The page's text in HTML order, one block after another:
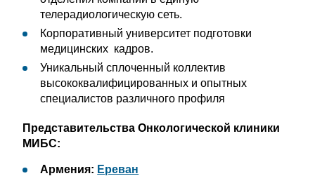
телерадиологическую сеть.
Корпоративный университет подготовки
медицинских кадров.
Уникальный сплоченный коллектив
высококвалифицированных и опытных
специалистов различного профиля
Представительства Онкологической клиники
МИБС:
Армения: Ереван